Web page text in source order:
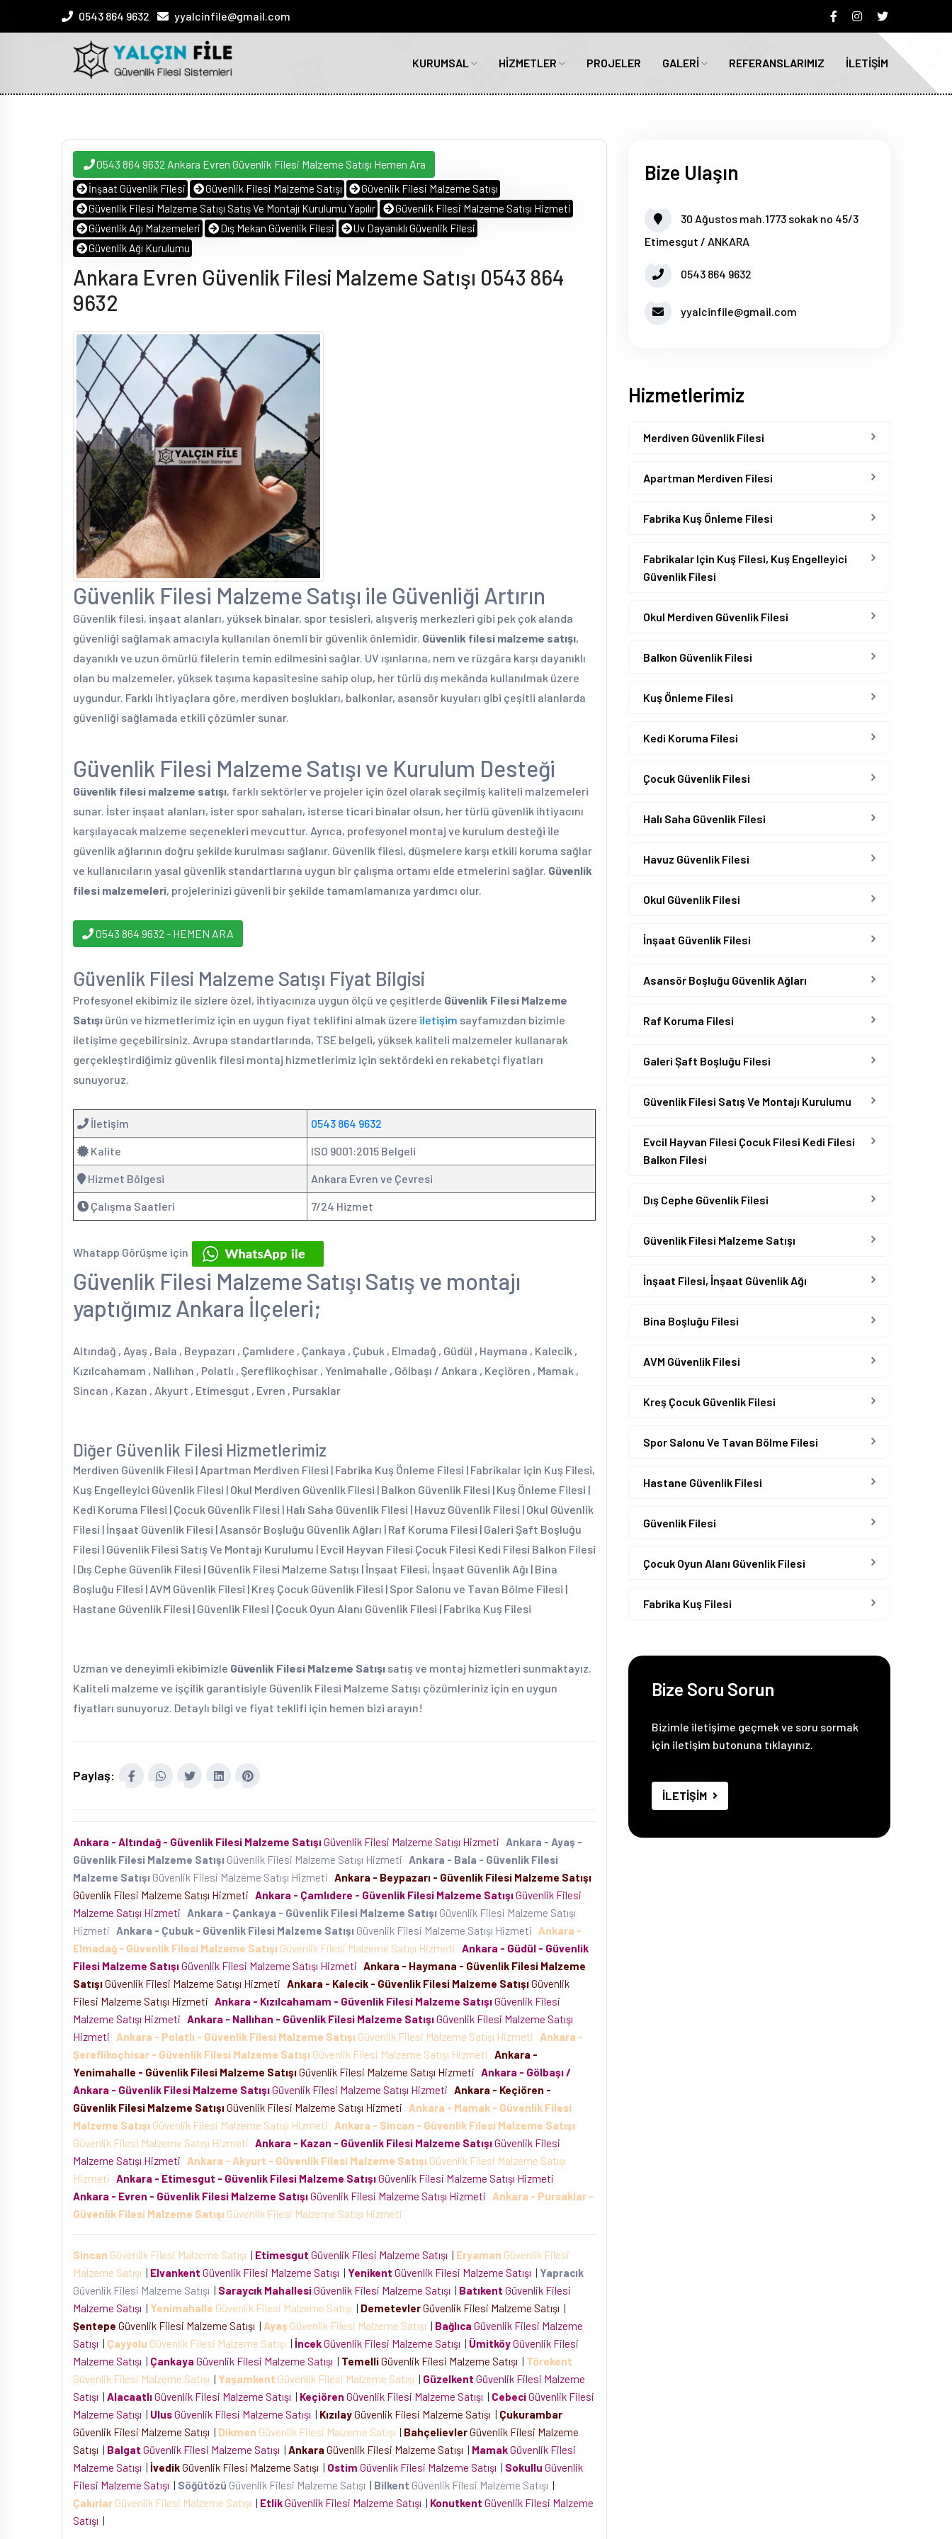
0543 864 9632 yyalcinfile@gmail.com
KURUMSAL HİZMETLER PROJELER GALERİ REFERANSLARIMIZ İLETİŞİM
0543 864 9632 Ankara Evren Güvenlik Filesi Malzeme Satışı Hemen Ara
İnşaat Güvenlik Filesi Güvenlik Filesi Malzeme Satışı
Güvenlik Filesi Malzeme Satışı
Güvenlik Filesi Malzeme Satışı Satış Ve Montajı Kurulumu Yapılır
Güvenlik Filesi Malzeme Satışı Hizmeti
Güvenlik Ağı Malzemeleri
Dış Mekan Güvenlik Filesi
Uv Dayanıklı Güvenlik Filesi
Güvenlik Ağı Kurulumu
Ankara Evren Güvenlik Filesi Malzeme Satışı 0543 864
9632
Güvenlik Filesi Malzeme Satışı ile Güvenliği Artırın
Güvenlik filesi, inşaat alanları, yüksek binalar, spor tesisleri, alışveriş merkezleri gibi pek çok alanda
güvenliği sağlamak amacıyla kullanılan önemli bir güvenlik önlemidir. Güvenlik filesi malzeme satışı,
dayanıklı ve uzun ömürlü filelerin temin edilmesini sağlar. UV ışınlarına, nem ve rüzgâra karşı dayanıklı
olan bu malzemeler, yüksek taşıma kapasitesine sahip olup, her türlü dış mekânda kullanılmak üzere
uygundur. Farklı ihtiyaçlara göre, merdiven boşlukları, balkonlar, asansör kuyuları gibi çeşitli alanlarda
güvenliği sağlamada etkili çözümler sunar.
Güvenlik Filesi Malzeme Satışı ve Kurulum Desteği
Güvenlik filesi malzeme satışı, farklı sektörler ve projeler için özel olarak seçilmiş kaliteli malzemeleri
sunar. İster inşaat alanları, ister spor sahaları, isterse ticari binalar olsun, her türlü güvenlik ihtiyacını
karşılayacak malzeme seçenekleri mevcuttur. Ayrıca, profesyonel montaj ve kurulum desteği ile
güvenlik ağlarının doğru şekilde kurulması sağlanır. Güvenlik filesi, düşmelere karşı etkili koruma sağlar
ve kullanıcıların yasal güvenlik standartlarına uygun bir çalışma ortamı elde etmelerini sağlar. Güvenlik
filesi malzemeleri, projelerinizi güvenli bir şekilde tamamlamanıza yardımcı olur.
0543 864 9632 - HEMEN ARA
Güvenlik Filesi Malzeme Satışı Fiyat Bilgisi
Profesyonel ekibimiz ile sizlere özel, ihtiyacınıza uygun ölçü ve çeşitlerde Güvenlik Filesi Malzeme
Satışı ürün ve hizmetlerimiz için en uygun fiyat teklifini almak üzere iletişim sayfamızdan bizimle
iletişime geçebilirsiniz. Avrupa standartlarında, TSE belgeli, yüksek kaliteli malzemeler kullanarak
gerçekleştirdiğimiz güvenlik filesi montaj hizmetlerimiz için sektördeki en rekabetçi fiyatları
sunuyoruz.
İletişim 0543 864 9632
Kalite ISO 9001:2015 Belgeli
Hizmet Bölgesi Ankara Evren ve Çevresi
Çalışma Saatleri 7/24 Hizmet
Whatapp Görüşme için
Güvenlik Filesi Malzeme Satışı Satış ve montajı
yaptığımız Ankara İlçeleri;
Altındağ , Ayaş , Bala , Beypazarı , Çamlıdere , Çankaya , Çubuk , Elmadağ , Güdül , Haymana , Kalecik ,
Kızılcahamam , Nallıhan , Polatlı , Şereflikoçhisar , Yenimahalle , Gölbaşı / Ankara , Keçiören , Mamak ,
Sincan , Kazan , Akyurt , Etimesgut , Evren , Pursaklar
Diğer Güvenlik Filesi Hizmetlerimiz
Merdiven Güvenlik Filesi | Apartman Merdiven Filesi | Fabrika Kuş Önleme Filesi | Fabrikalar için Kuş Filesi,
Kuş Engelleyici Güvenlik Filesi | Okul Merdiven Güvenlik Filesi | Balkon Güvenlik Filesi | Kuş Önleme Filesi |
Kedi Koruma Filesi | Çocuk Güvenlik Filesi | Halı Saha Güvenlik Filesi | Havuz Güvenlik Filesi | Okul Güvenlik
Filesi | İnşaat Güvenlik Filesi | Asansör Boşluğu Güvenlik Ağları | Raf Koruma Filesi | Galeri Şaft Boşluğu
Filesi | Güvenlik Filesi Satış Ve Montajı Kurulumu | Evcil Hayvan Filesi Çocuk Filesi Kedi Filesi Balkon Filesi
| Dış Cephe Güvenlik Filesi | Güvenlik Filesi Malzeme Satışı | İnşaat Filesi, İnşaat Güvenlik Ağı | Bina
Boşluğu Filesi | AVM Güvenlik Filesi | Kreş Çocuk Güvenlik Filesi | Spor Salonu ve Tavan Bölme Filesi |
Hastane Güvenlik Filesi | Güvenlik Filesi | Çocuk Oyun Alanı Güvenlik Filesi | Fabrika Kuş Filesi
Uzman ve deneyimli ekibimizle Güvenlik Filesi Malzeme Satışı satış ve montaj hizmetleri sunmaktayız.
Kaliteli malzeme ve işçilik garantisiyle Güvenlik Filesi Malzeme Satışı çözümleriniz için en uygun
fiyatları sunuyoruz. Detaylı bilgi ve fiyat teklifi için hemen bizi arayın!
Paylaş:
Ankara - Altındağ - Güvenlik Filesi Malzeme SatışıGüvenlik Filesi Malzeme Satışı Hizmeti Ankara - Ayaş -
Güvenlik Filesi Malzeme Satışı Güvenlik Filesi Malzeme Satışı Hizmeti Ankara - Bala - Güvenlik Filesi
Malzeme Satışı Güvenlik Filesi Malzeme Satışı Hizmeti Ankara - Beypazarı - Güvenlik Filesi Malzeme Satışı
Güvenlik Filesi Malzeme Satışı Hizmeti Ankara - Çamlıdere - Güvenlik Filesi Malzeme SatışıGüvenlik Filesi
Malzeme Satışı Hizmeti Ankara - Çankaya - Güvenlik Filesi Malzeme Satışı Güvenlik Filesi Malzeme Satışı
Hizmeti Ankara - Çubuk - Güvenlik Filesi Malzeme Satışı Güvenlik Filesi Malzeme Satışı Hizmeti
Ankara -
Elmadağ - Güvenlik Filesi Malzeme Satışı Güvenlik Filesi Malzeme Satışı Hizmeti Ankara - Güdül - Güvenlik
Filesi Malzeme SatışıGüvenlik Filesi Malzeme Satışı Hizmeti Ankara - Haymana - Güvenlik Filesi Malzeme
SatışıGüvenlik Filesi Malzeme Satışı Hizmeti Ankara - Kalecik - Güvenlik Filesi Malzeme SatışıGüvenlik
Filesi Malzeme Satışı Hizmeti Ankara - Kızılcahamam - Güvenlik Filesi Malzeme SatışıGüvenlik Filesi
Malzeme Satışı Hizmeti Ankara - Nallıhan - Güvenlik Filesi Malzeme SatışıGüvenlik Filesi Malzeme Satışı
Hizmeti
Ankara - Polatlı - Güvenlik Filesi Malzeme Satışı Güvenlik Filesi Malzeme Satışı Hizmeti
Ankara -
Şereflikoçhisar - Güvenlik Filesi Malzeme Satışı Güvenlik Filesi Malzeme Satışı Hizmeti Ankara -
Yenimahalle - Güvenlik Filesi Malzeme SatışıGüvenlik Filesi Malzeme Satışı Hizmeti Ankara - Gölbaşı /
Ankara - Güvenlik Filesi Malzeme SatışıGüvenlik Filesi Malzeme Satışı Hizmeti Ankara - Keçiören -
Güvenlik Filesi Malzeme SatışıGüvenlik Filesi Malzeme Satışı Hizmeti
Ankara - Mamak - Güvenlik Filesi
Malzeme Satışı Güvenlik Filesi Malzeme Satışı Hizmeti
Ankara - Sincan - Güvenlik Filesi Malzeme Satışı
Güvenlik Filesi Malzeme Satışı Hizmeti Ankara - Kazan - Güvenlik Filesi Malzeme SatışıGüvenlik Filesi
Malzeme Satışı Hizmeti
Ankara - Akyurt - Güvenlik Filesi Malzeme Satışı Güvenlik Filesi Malzeme Satışı
Hizmeti Ankara - Etimesgut - Güvenlik Filesi Malzeme SatışıGüvenlik Filesi Malzeme Satışı Hizmeti
Ankara - Evren - Güvenlik Filesi Malzeme SatışıGüvenlik Filesi Malzeme Satışı Hizmeti
Ankara - Pursaklar -
Güvenlik Filesi Malzeme Satışı Güvenlik Filesi Malzeme Satışı Hizmeti
Sincan Güvenlik Filesi Malzeme Satışı | Etimesgut Güvenlik Filesi Malzeme Satışı | Eryaman Güvenlik Filesi
Malzeme Satışı | Elvankent Güvenlik Filesi Malzeme Satışı | Yenikent Güvenlik Filesi Malzeme Satışı | Yapracık
Güvenlik Filesi Malzeme Satışı | Saraycık MahallesiGüvenlik Filesi Malzeme Satışı | Batıkent Güvenlik Filesi
Malzeme Satışı | Yenimahalle Güvenlik Filesi Malzeme Satışı | DemetevlerGüvenlik Filesi Malzeme Satışı |
Şentepe Güvenlik Filesi Malzeme Satışı | Ayaş Güvenlik Filesi Malzeme Satışı | Bağlıca Güvenlik Filesi Malzeme
Satışı | Çayyolu Güvenlik Filesi Malzeme Satışı | İncekGüvenlik Filesi Malzeme Satışı | ÜmitköyGüvenlik Filesi
Malzeme Satışı | Çankaya Güvenlik Filesi Malzeme Satışı | TemelliGüvenlik Filesi Malzeme Satışı | Törekent
Güvenlik Filesi Malzeme Satışı | Yaşamkent Güvenlik Filesi Malzeme Satışı | Güzelkent Güvenlik Filesi Malzeme
Satışı | AlacaatlıGüvenlik Filesi Malzeme Satışı | Keçiören Güvenlik Filesi Malzeme Satışı | CebeciGüvenlik Filesi
Malzeme Satışı | UlusGüvenlik Filesi Malzeme Satışı | KızılayGüvenlik Filesi Malzeme Satışı | Çukurambar
Güvenlik Filesi Malzeme Satışı | Dikmen Güvenlik Filesi Malzeme Satışı | BahçelievlerGüvenlik Filesi Malzeme
Satışı | Balgat Güvenlik Filesi Malzeme Satışı | Ankara Güvenlik Filesi Malzeme Satışı | MamakGüvenlik Filesi
Malzeme Satışı | İvedikGüvenlik Filesi Malzeme Satışı | Ostim Güvenlik Filesi Malzeme Satışı | Sokullu Güvenlik
Filesi Malzeme Satışı | Söğütözü Güvenlik Filesi Malzeme Satışı | Bilkent Güvenlik Filesi Malzeme Satışı |
Çakırlar Güvenlik Filesi Malzeme Satışı | EtlikGüvenlik Filesi Malzeme Satışı | Konutkent Güvenlik Filesi Malzeme
Satışı |
Bize Ulaşın
30 Ağustos mah.1773 sokak no 45/3
Etimesgut / ANKARA
0543 864 9632
yyalcinfile@gmail.com
Hizmetlerimiz
Merdiven Güvenlik Filesi
Apartman Merdiven Filesi
Fabrika Kuş Önleme Filesi
Fabrikalar Için Kuş Filesi, Kuş Engelleyici
Güvenlik Filesi
Okul Merdiven Güvenlik Filesi
Balkon Güvenlik Filesi
Kuş Önleme Filesi
Kedi Koruma Filesi
Çocuk Güvenlik Filesi
Halı Saha Güvenlik Filesi
Havuz Güvenlik Filesi
Okul Güvenlik Filesi
İnşaat Güvenlik Filesi
Asansör Boşluğu Güvenlik Ağları
Raf Koruma Filesi
Galeri Şaft Boşluğu Filesi
Güvenlik Filesi Satış Ve Montajı Kurulumu
Evcil Hayvan Filesi Çocuk Filesi Kedi Filesi
Balkon Filesi
Dış Cephe Güvenlik Filesi
Güvenlik Filesi Malzeme Satışı
İnşaat Filesi, İnşaat Güvenlik Ağı
Bina Boşluğu Filesi
AVM Güvenlik Filesi
Kreş Çocuk Güvenlik Filesi
Spor Salonu Ve Tavan Bölme Filesi
Hastane Güvenlik Filesi
Güvenlik Filesi
Çocuk Oyun Alanı Güvenlik Filesi
Fabrika Kuş Filesi
Bize Soru Sorun
Bizimle iletişime geçmek ve soru sormak
için iletişim butonuna tıklayınız.
İLETİŞİM